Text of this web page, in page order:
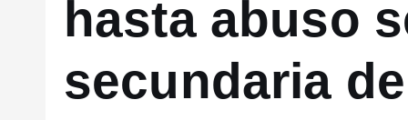
hasta abuso
secundaria